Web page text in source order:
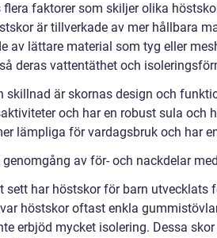
flera faktorer som skiljer olika
är tillverkade av mer hållbara
av lättare material som tyg eller
deras vattentäthet och
skillnad är skornas design och
och har en robust sula och
lämpliga för vardagsbruk och har
genomgång av för- och nackdelar
sett har höstskor för barn
höstskor oftast enkla
erbjöd mycket isolering. Dessa